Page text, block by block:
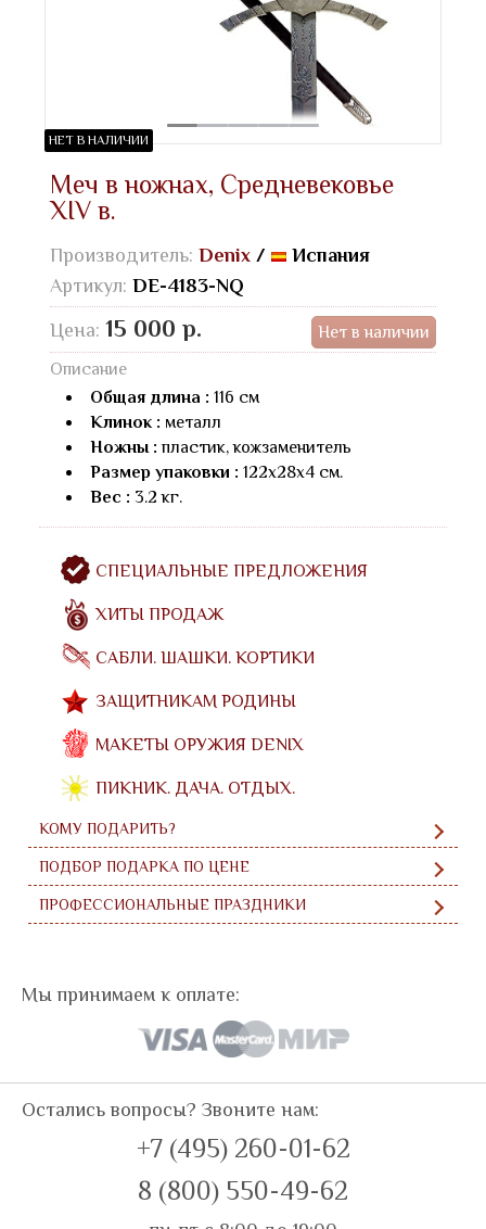
НЕТ В НАЛИЧИИ
Меч в ножнах, Средневековье
XIV в.
Производитель: Denix /
Испания
Артикул: DE-4183-NQ
Цена: 15 000 р.
Нет в наличии
Описание
Общая длина : 116 см
Клинок : металл
Ножны : пластик, кожзаменитель
Размер упаковки : 122х28х4 см.
Вес : 3.2 кг.
СПЕЦИАЛЬНЫЕ ПРЕДЛОЖЕНИЯ
ХИТЫ ПРОДАЖ
САБЛИ. ШАШКИ. КОРТИКИ
ЗАЩИТНИКАМ РОДИНЫ
МАКЕТЫ ОРУЖИЯ DENIX
ПИКНИК. ДАЧА. ОТДЫХ.
КОМУ ПОДАРИТЬ?
ПОДБОР ПОДАРКА ПО ЦЕНЕ
ПРОФЕССИОНАЛЬНЫЕ ПРАЗДНИКИ
Мы принимаем к оплате:
Остались вопросы? Звоните нам:
+7 (495) 260-01-62
8 (800) 550-49-62